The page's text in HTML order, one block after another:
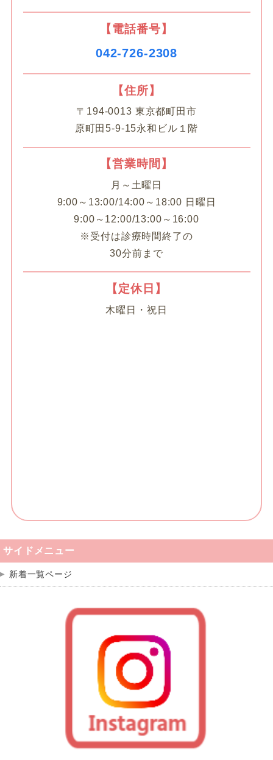
【電話番号】
042-726-2308
【住所】
〒194-0013 東京都町田市
原町田5-9-15永和ビル１階
【営業時間】
月～土曜日
9:00～13:00/14:00～18:00 日曜日
9:00～12:00/13:00～16:00
※受付は診療時間終了の
30分前まで
【定休日】
木曜日・祝日
サイドメニュー
新着一覧ページ